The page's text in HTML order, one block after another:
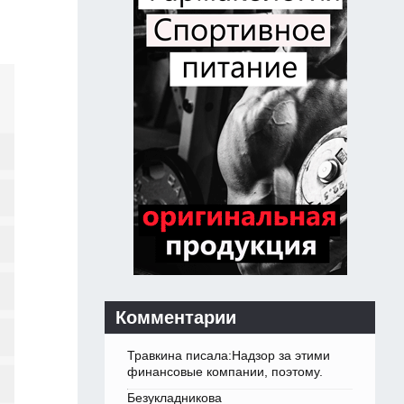
Комментарии
Травкина писала:Надзор за этими
финансовые компании, поэтому.
Безукладникова